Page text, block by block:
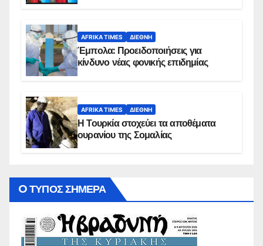
AFRIKA TIMES ΔΙΕΘΝΉ
Έμπολα: Προειδοποιήσεις για
κίνδυνο νέας φονικής επιδημίας
AFRIKA TIMES ΔΙΕΘΝΉ
Η Τουρκία στοχεύει τα αποθέματα
ουρανίου της Σομαλίας
O ΤΥΠΟΣ ΣΗΜΕΡΑ